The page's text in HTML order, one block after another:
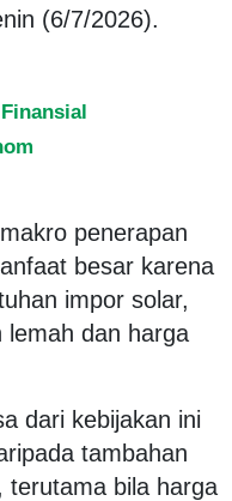
(6/7/2026).
penerapan
besar karena
impor solar,
dan harga
dari kebijakan ini
tambahan
terutama bila harga